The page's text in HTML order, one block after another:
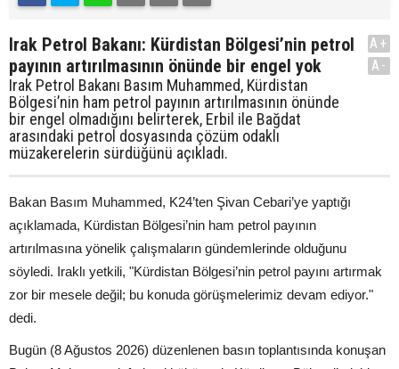
Irak Petrol Bakanı: Kürdistan Bölgesi’nin petrol
payının artırılmasının önünde bir engel yok
Irak Petrol Bakanı Basım Muhammed, Kürdistan
Bölgesi’nin ham petrol payının artırılmasının önünde
bir engel olmadığını belirterek, Erbil ile Bağdat
arasındaki petrol dosyasında çözüm odaklı
müzakerelerin sürdüğünü açıkladı.
A+
A-
Bakan Basım Muhammed, K24’ten Şivan Cebari’ye yaptığı
açıklamada, Kürdistan Bölgesi’nin ham petrol payının
artırılmasına yönelik çalışmaların gündemlerinde olduğunu
söyledi. Iraklı yetkili, "Kürdistan Bölgesi’nin petrol payını artırmak
zor bir mesele değil; bu konuda görüşmelerimiz devam ediyor."
dedi.
Bugün (8 Ağustos 2026) düzenlenen basın toplantısında konuşan